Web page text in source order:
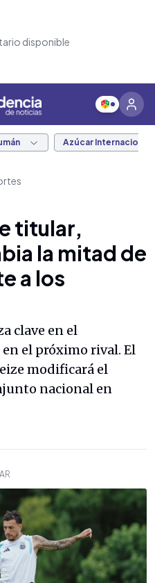
disponible
Azúcar Internacional
titular,
la mitad de
a los
clave en el
el próximo rival. El
modificará el
nacional en
AR